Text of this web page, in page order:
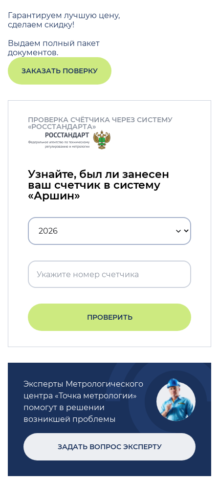
Гарантируем лучшую цену,
сделаем скидку!
Выдаем полный пакет
документов.
ЗАКАЗАТЬ ПОВЕРКУ
ПРОВЕРКА СЧЁТЧИКА ЧЕРЕЗ СИСТЕМУ
«РОССТАНДАРТА»
Узнайте, был ли занесен
ваш счетчик в систему
«Аршин»
ПРОВЕРИТЬ
Эксперты Метрологического
центра «Точка метрологии»
помогут в решении
возникшей проблемы
ЗАДАТЬ ВОПРОС ЭКСПЕРТУ